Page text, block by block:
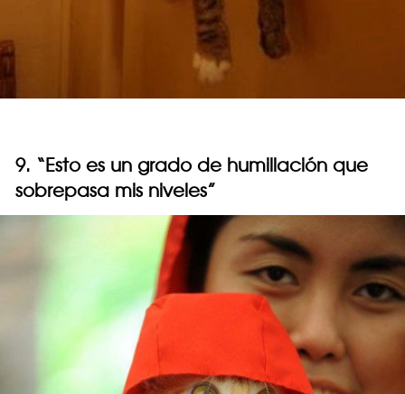
9. “Esto es un grado de humillación que
sobrepasa mis niveles”